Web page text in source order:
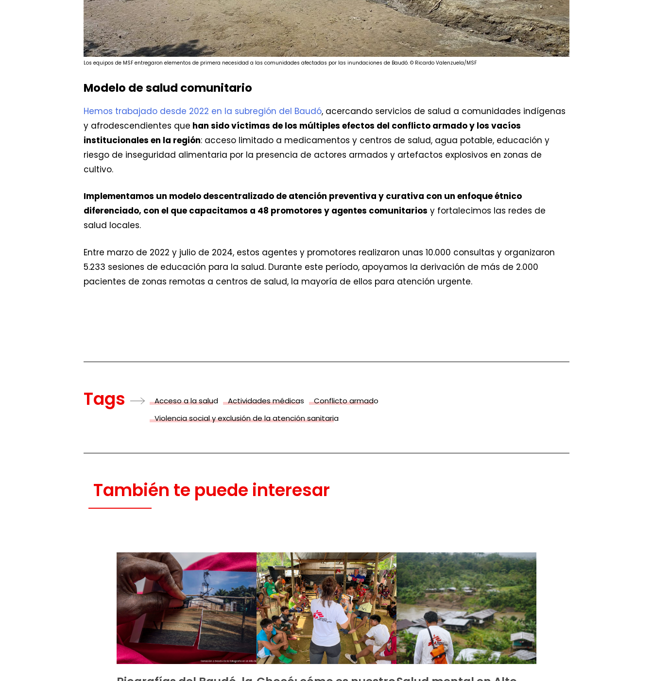
Los equipos de MSF entregaron elementos de primera necesidad a las comunidades afectadas por las inundaciones de Baudó. © Ricardo Valenzuela/MSF
Modelo de salud comunitario
Hemos trabajado desde 2022 en la subregión del Baudó, acercando servicios de salud a comunidades indígenas
y afrodescendientes que han sido víctimas de los múltiples efectos del conflicto armado y los vacíos
institucionales en la región: acceso limitado a medicamentos y centros de salud, agua potable, educación y
riesgo de inseguridad alimentaria por la presencia de actores armados y artefactos explosivos en zonas de
cultivo.
Implementamos un modelo descentralizado de atención preventiva y curativa con un enfoque étnico
diferenciado, con el que capacitamos a 48 promotores y agentes comunitarios y fortalecimos las redes de
salud locales.
Entre marzo de 2022 y julio de 2024, estos agentes y promotores realizaron unas 10.000 consultas y organizaron
5.233 sesiones de educación para la salud. Durante este período, apoyamos la derivación de más de 2.000
pacientes de zonas remotas a centros de salud, la mayoría de ellos para atención urgente.
Tags Acceso a la salud Actividades médicas
Conflicto armado
Violencia social y exclusión de la atención sanitaria
También te puede interesar